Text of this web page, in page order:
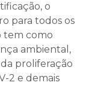
o
para todos os
tem como
ambiental,
proliferação
2 e demais